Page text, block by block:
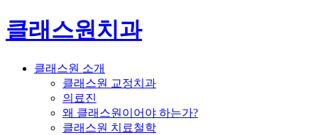
클래스원치과
클래스원 소개
클래스원 교정치과
의료진
왜 클래스원이어야 하는가?
클래스원 치료철학